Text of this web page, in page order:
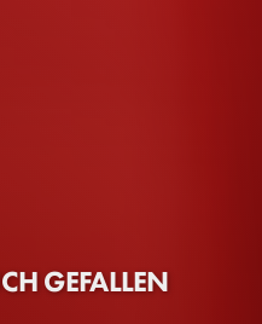
GEFALLEN